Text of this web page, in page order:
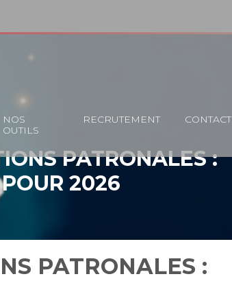
NOS
OUTILS
RECRUTEMENT CONTACT
PATRONALES :
2026
PATRONALES :